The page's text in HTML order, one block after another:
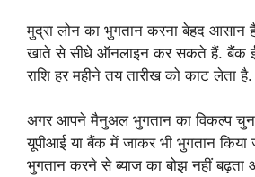
मुद्रा लोन का भुगतान करना बेहद
खाते से सीधे ऑनलाइन कर सकते हैं. बैंक
राशि हर महीने तय तारीख को काट लेता है.
अगर आपने मैनुअल भुगतान का विकल्प
यूपीआई या बैंक में जाकर भी भुगतान
भुगतान करने से ब्याज का बोझ नहीं बढ़ता